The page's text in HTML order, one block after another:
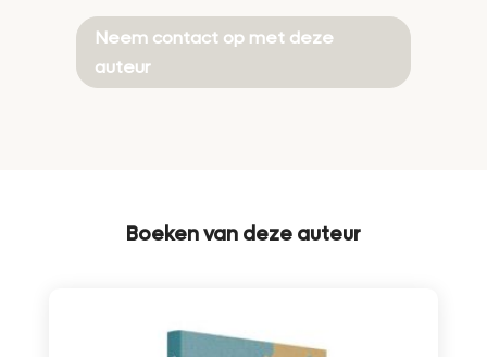
Neem contact op met deze
auteur
Boeken van deze auteur